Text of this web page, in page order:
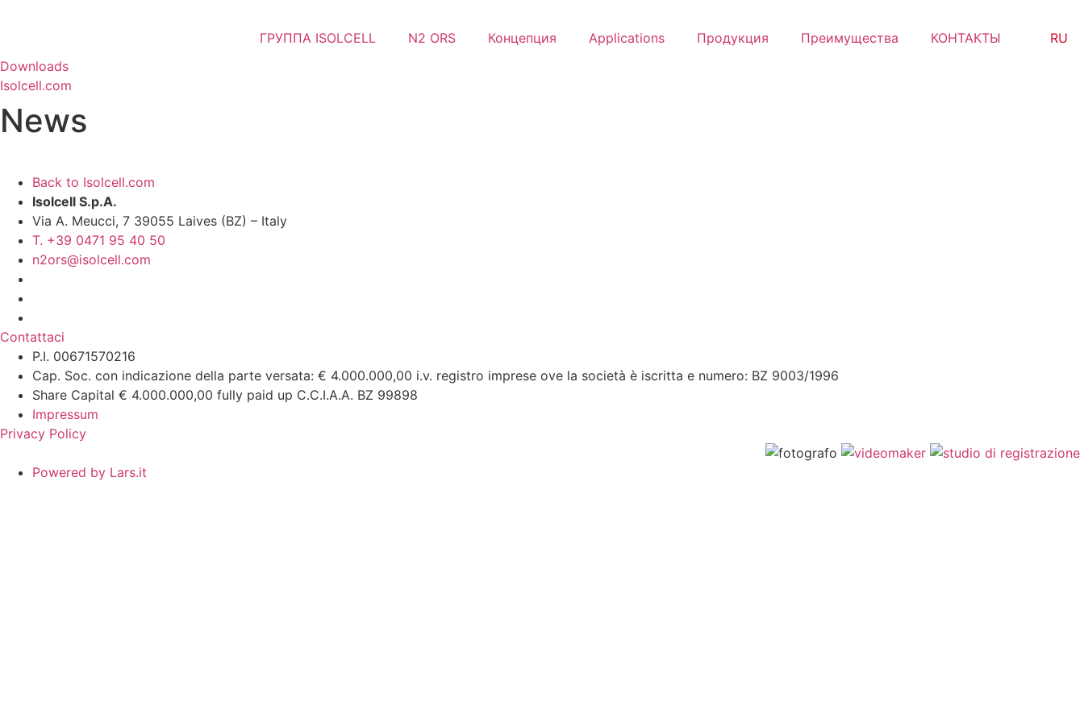
ГРУППА ISOLCELL N2 ORS Концепция Applications Продукция Преимущества КОНТАКТЫ
RU
Downloads
Isolcell.com
News
Back to Isolcell.com
Isolcell S.p.A.
Via A. Meucci, 7 39055 Laives (BZ) – Italy
T. +39 0471 95 40 50
n2ors@isolcell.com
Contattaci
P.I. 00671570216
Cap. Soc. con indicazione della parte versata: € 4.000.000,00 i.v. registro imprese ove la società è iscritta e numero: BZ 9003/1996
Share Capital € 4.000.000,00 fully paid up C.C.I.A.A. BZ 99898
Impressum
Privacy Policy
Powered by Lars.it